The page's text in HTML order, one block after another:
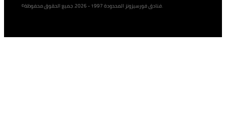
©فنادق فورسيزونز المحدودة 1997 - 2026. جميع الحقوق محفوظة.